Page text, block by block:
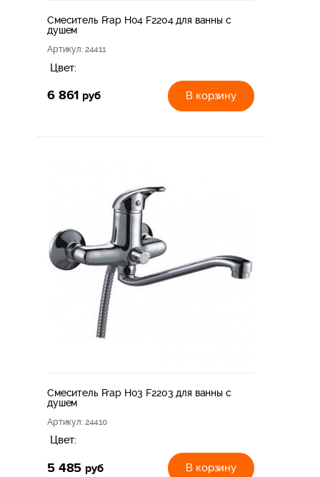
Смеситель Frap H04 F2204 для ванны с
душем
Артикул: 24411
Цвет:
6 861 руб В корзину
Смеситель Frap H03 F2203 для ванны с
душем
Артикул: 24410
Цвет:
5 485 руб В корзину